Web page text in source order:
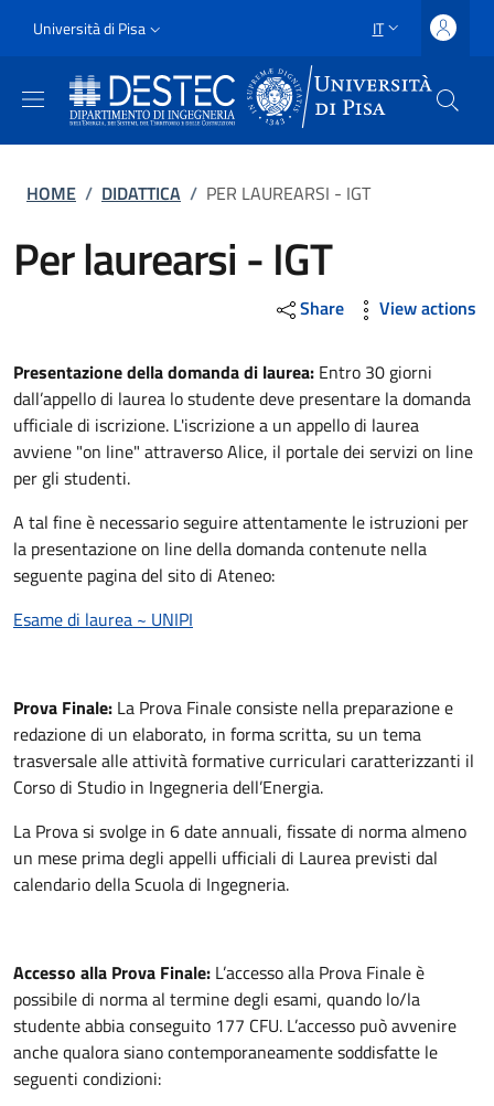
Slim
Università di Pisa SELETTORE
IT
Briciole di pane
HOME / DIDATTICA / PER LAUREARSI - IGT
Per laurearsi - IGT
Share View actions
Presentazione della domanda di laurea: Entro 30 giorni
dall’appello di laurea lo studente deve presentare la domanda
ufficiale di iscrizione. L'iscrizione a un appello di laurea
avviene "on line" attraverso Alice, il portale dei servizi on line
per gli studenti.
A tal fine è necessario seguire attentamente le istruzioni per
la presentazione on line della domanda contenute nella
seguente pagina del sito di Ateneo:
Esame di laurea ~ UNIPI
Prova Finale: La Prova Finale consiste nella preparazione e
redazione di un elaborato, in forma scritta, su un tema
trasversale alle attività formative curriculari caratterizzanti il
Corso di Studio in Ingegneria dell’Energia.
La Prova si svolge in 6 date annuali, fissate di norma almeno
un mese prima degli appelli ufficiali di Laurea previsti dal
calendario della Scuola di Ingegneria.
Accesso alla Prova Finale: L’accesso alla Prova Finale è
possibile di norma al termine degli esami, quando lo/la
studente abbia conseguito 177 CFU. L’accesso può avvenire
anche qualora siano contemporaneamente soddisfatte le
seguenti condizioni: